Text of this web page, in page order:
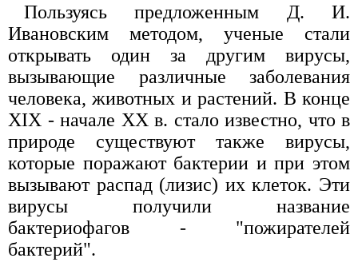
Пользуясь предложенным Д. И.
Ивановским методом, ученые стали
открывать один за другим вирусы,
вызывающие различные заболевания
человека, животных и растений. В конце
XIX - начале XX в. стало известно, что в
природе существуют также вирусы,
которые поражают бактерии и при этом
вызывают распад (лизис) их клеток. Эти
вирусы получили название
бактериофагов - "пожирателей
бактерий".